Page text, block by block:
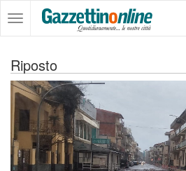
Riposto